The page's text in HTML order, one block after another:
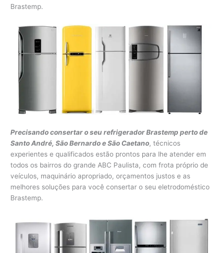
Brastemp.
Precisando consertar o seu refrigerador Brastemp perto de
Santo André, São Bernardo e São Caetano, técnicos
experientes e qualificados estão prontos para lhe atender em
todos os bairros do grande ABC Paulista, com frota próprio de
veículos, maquinário apropriado, orçamentos justos e as
melhores soluções para você consertar o seu eletrodoméstico
Brastemp.